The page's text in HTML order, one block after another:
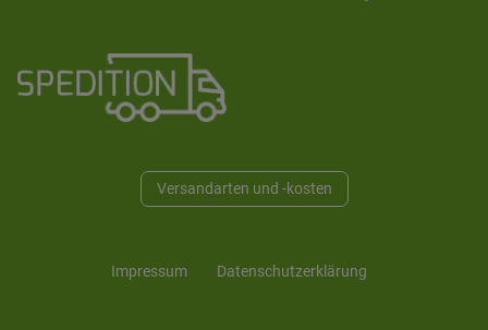
Versandarten und -kosten
Impressum Daten­schutz­erklärung